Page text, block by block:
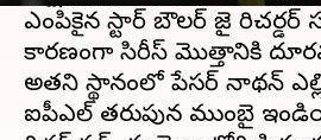
ఎంపికైన స్టార్ బౌలర్ జై
కారణంగా సిరీస్ మొత్తానికి
అతని స్థానంలో పేసర్ నాథన్
ఐపీఎల్ తరుపున ముంబై